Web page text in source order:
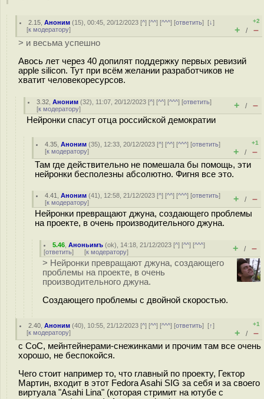
2.15 ,Аноним (15), 00:45, 20/12/2023 [^] [^^] [^^^] [ответить][↓]
[к модератору]
+2
+ / –
> и весьма успешно
Авось лет через 40 допилят поддержку первых ревизий
apple silicon. Тут при всём желании разработчиков не
хватит человекоресурсов.
3.32 ,Аноним (32), 11:07, 20/12/2023 [^] [^^] [^^^] [ответить]
[к модератору] + / –
Нейронки спасут отца российской демократии
4.35 ,Аноним (35), 12:33, 20/12/2023 [^] [^^] [^^^] [ответить]
[к модератору]
+1
+ / –
Там где действительно не помешала бы помощь, эти
нейронки бесполезны абсолютно. Фигня все это.
4.41 ,Аноним (41), 12:58, 21/12/2023 [^] [^^] [^^^] [ответить]
[к модератору] + / –
Нейронки превращают джуна, создающего проблемы
на проекте, в очень производительного джуна.
5.46 ,Аноньимъ (ok), 14:18, 21/12/2023 [^] [^^] [^^^]
[ответить] [к модератору] + / –
> Нейронки превращают джуна, создающего
проблемы на проекте, в очень
производительного джуна.
Создающего проблемы с двойной скоростью.
2.40 ,Аноним (40), 10:55, 21/12/2023 [^] [^^] [^^^] [ответить][↑]
[к модератору]
+1
+ / –
с CoC, мейнтейнерами-снежинками и прочим там все очень
хорошо, не беспокойся.
Чего стоит например то, что главный по проекту, Гектор
Мартин, входит в этот Fedora Asahi SIG за себя и за своего
виртуала "Asahi Lina" (которая стримит на ютубе с